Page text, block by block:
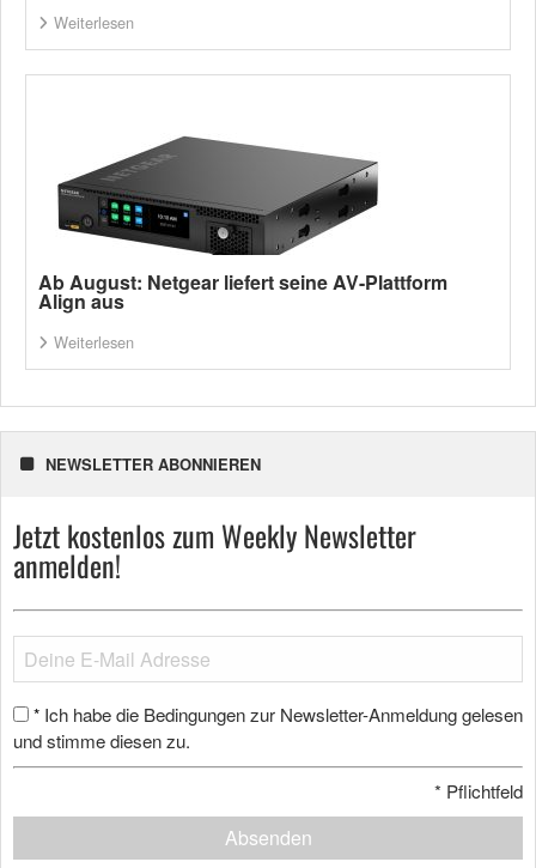
Weiterlesen
Ab August: Netgear liefert seine AV-Plattform
Align aus
Weiterlesen
NEWSLETTER ABONNIEREN
Jetzt kostenlos zum Weekly Newsletter
anmelden!
* Ich habe die Bedingungen zur Newsletter-Anmeldung gelesen
und stimme diesen zu.
* Pflichtfeld
Absenden